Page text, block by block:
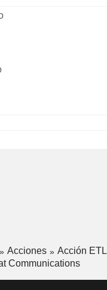
Acciones
Acción ETL
Communications